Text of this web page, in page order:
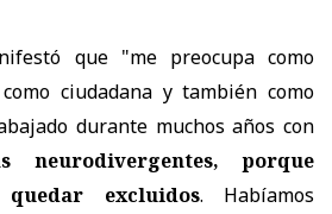
que "me preocupa como
ciudadana y también como
durante muchos años con
porque
excluidos. Habíamos